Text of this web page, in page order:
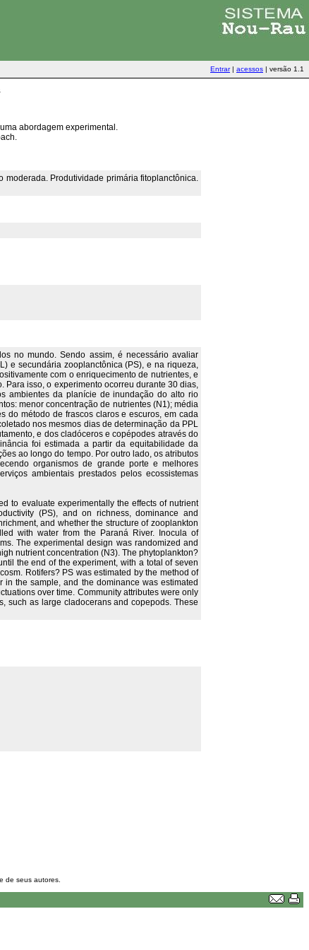
Entrar| acessos | versão 1.1
abordagem experimental.
Produtividade primária fitoplanctônica.
no mundo. Sendo assim, é necessário avaliar
e secundária zooplanctônica (PS), e na riqueza,
com o enriquecimento de nutrientes, e
Para isso, o experimento ocorreu durante 30 dias,
ambientes da planície de inundação do alto rio
menor concentração de nutrientes (N1); média
do método de frascos claros e escuros, em cada
nos mesmos dias de determinação da PPL
e dos cladóceros e copépodes através do
foi estimada a partir da equitabilidade da
ao longo do tempo. Por outro lado, os atributos
organismos de grande porte e melhores
ambientais prestados pelos ecossistemas
to evaluate experimentally the effects of nutrient
(PS), and on richness, dominance and
and whether the structure of zooplankton
with water from the Paraná River. Inocula of
The experimental design was randomized and
nutrient concentration (N3). The phytoplankton?
the end of the experiment, with a total of seven
Rotifers? PS was estimated by the method of
the sample, and the dominance was estimated
over time. Community attributes were only
such as large cladocerans and copepods. These
de seus autores.